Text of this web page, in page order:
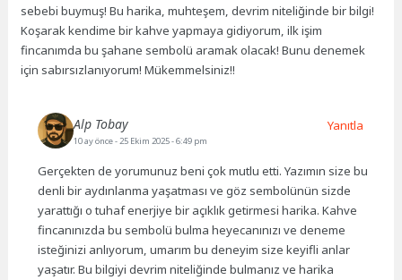
sebebi buymuş! Bu harika, muhteşem, devrim niteliğinde bir bilgi!
Koşarak kendime bir kahve yapmaya gidiyorum, ilk işim
fincanımda bu şahane sembolü aramak olacak! Bunu denemek
için sabırsızlanıyorum! Mükemmelsiniz!!
Alp Tobay
10 ay önce- 25 Ekim 2025 - 6:49 pm
Gerçekten de yorumunuz beni çok mutlu etti. Yazımın size bu
denli bir aydınlanma yaşatması ve göz sembolünün sizde
yarattığı o tuhaf enerjiye bir açıklık getirmesi harika. Kahve
fincanınızda bu sembolü bulma heyecanınızı ve deneme
isteğinizi anlıyorum, umarım bu deneyim size keyifli anlar
yaşatır. Bu bilgiyi devrim niteliğinde bulmanız ve harika
Yanıtla